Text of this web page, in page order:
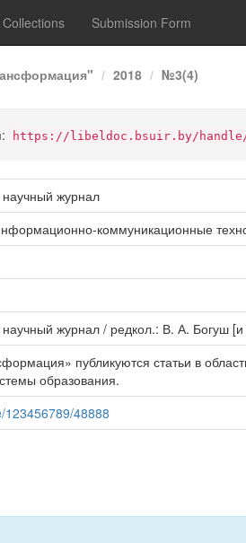
Submission Form
2018 №3(4)
https://libeldoc.bsuir.by/handle/
журнал
коммуникационные
журнал / редкол.: В. А. Богуш
публикуются статьи в
образования.
123456789/48888